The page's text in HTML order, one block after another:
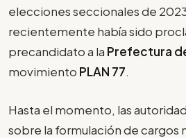
elecciones seccionales de
recientemente había sido
precandidato a la Prefectura
movimiento PLAN 77.
Hasta el momento, las
sobre la formulación de cargos